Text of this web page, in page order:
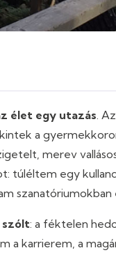
élet egy utazás.
a
merev
túléltem egy
szólt: a féktelen
a karrierem, a